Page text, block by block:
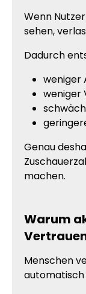
Wenn
sehen,
Dadurch
weniger
weniger
Genau
machen.
Warum
Menschen
automatisch